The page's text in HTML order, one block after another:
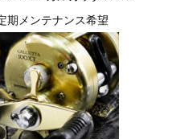
期メンテナンス希望